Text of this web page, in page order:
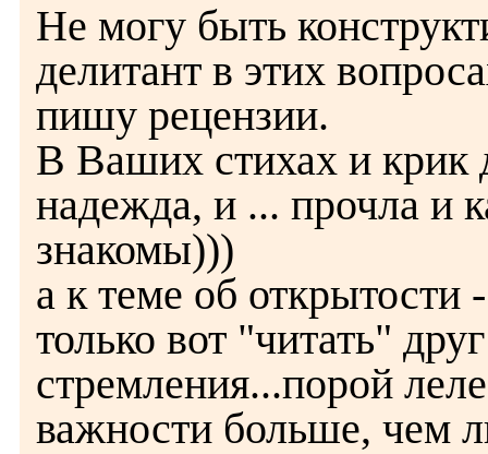
Не могу быть
делитант в этих
пишу рецензии.
В Ваших стихах и крик
надежда, и ... прочла и
знакомы)))
а к теме об
только вот "читать"
стремления...порой
важности больше, чем